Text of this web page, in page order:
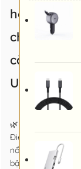
hợp
chân
cắm
US,UK,EU
🌿
Điểm
nổi
bật